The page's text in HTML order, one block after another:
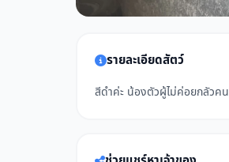
รายละเอียดสัตว์
สีดำค่ะ น้องตัวผู้ไม่ค่อยกลัวคน